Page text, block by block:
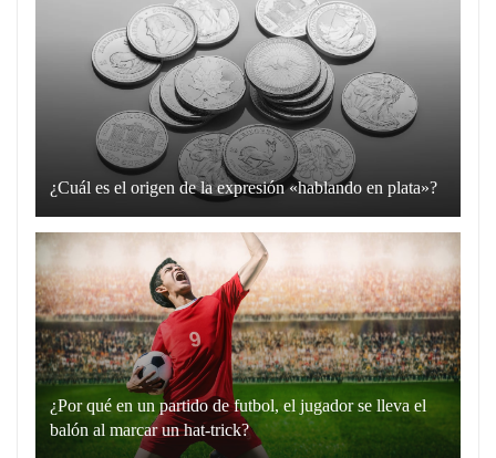
¿Cuál es el origen de la expresión «hablando en plata»?
La
expresión
“hablando
en
plata”
es
un
recurso
lingüístico
¿Por qué en un partido de futbol, el jugador se lleva el
balón al marcar un hat-trick?